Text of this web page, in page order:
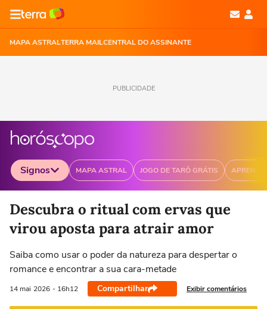
MAPA ASTRALTERRA MAILCENTRAL DO ASSINANTE
PUBLICIDADE
Signos MAPA ASTRAL JOGO DE TARÔ GRÁTIS
Selecione o signo para ver as notícias
Áries
21/03 a 20/04
Touro
21/04 a 20/05
Gêmeos
21/05 a 20/06
Câncer
Descubra o ritual com ervas que
virou aposta para atrair amor
Saiba como usar o poder da natureza para despertar o
romance e encontrar a sua cara-metade
14 mai 2026 - 16h12 Compartilhar Exibir comentários